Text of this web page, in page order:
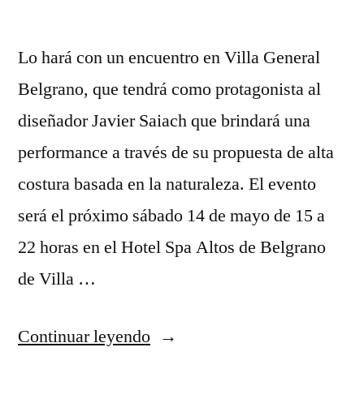
Lo hará con un encuentro en Villa General
Belgrano, que tendrá como protagonista al
diseñador Javier Saiach que brindará una
performance a través de su propuesta de alta
costura basada en la naturaleza. El evento
será el próximo sábado 14 de mayo de 15 a
22 horas en el Hotel Spa Altos de Belgrano
de Villa …
Continuar leyendo“La